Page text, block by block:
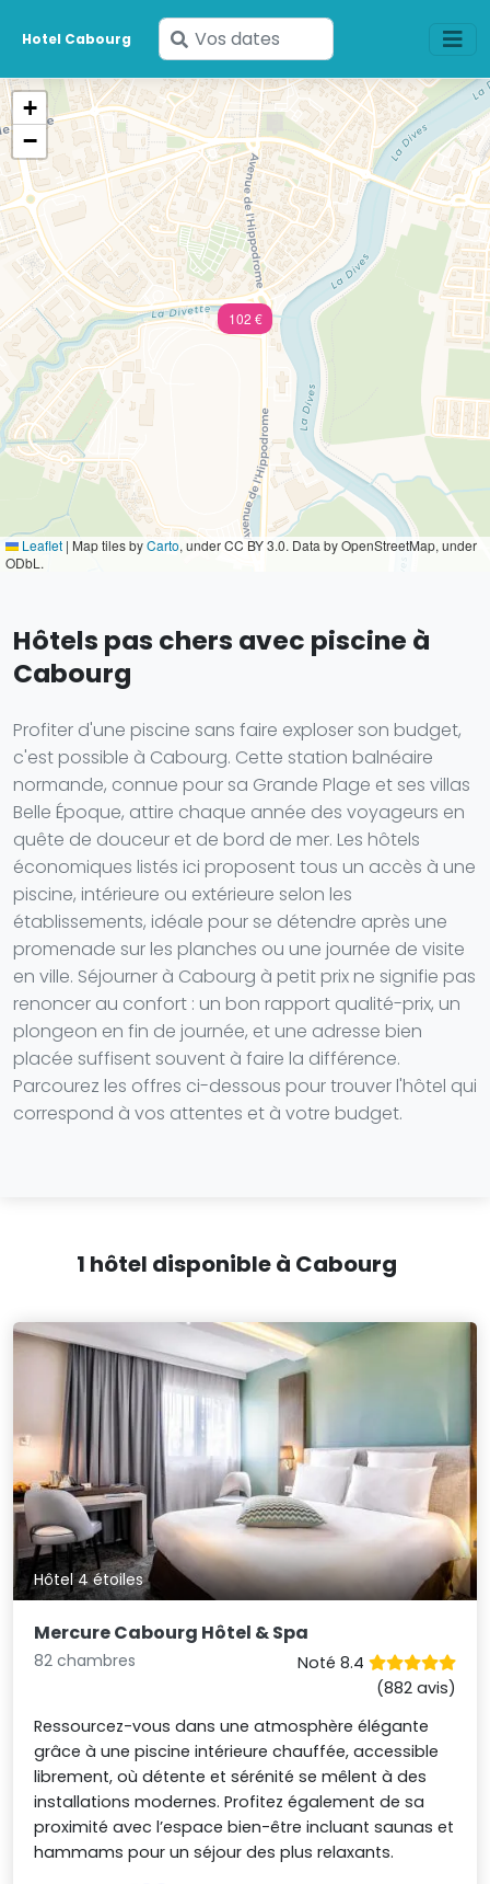
Hotel Cabourg
Saisissez
vos
dates
102 €
+
−
Leaflet | Map tiles byCarto, under CC BY 3.0. Data by OpenStreetMap, under
ODbL.
Hôtels pas chers avec piscine à
Cabourg
Profiter d'une piscine sans faire exploser son budget,
c'est possible à Cabourg. Cette station balnéaire
normande, connue pour sa Grande Plage et ses villas
Belle Époque, attire chaque année des voyageurs en
quête de douceur et de bord de mer. Les hôtels
économiques listés ici proposent tous un accès à une
piscine, intérieure ou extérieure selon les
établissements, idéale pour se détendre après une
promenade sur les planches ou une journée de visite
en ville. Séjourner à Cabourg à petit prix ne signifie pas
renoncer au confort : un bon rapport qualité-prix, un
plongeon en fin de journée, et une adresse bien
placée suffisent souvent à faire la différence.
Parcourez les offres ci-dessous pour trouver l'hôtel qui
correspond à vos attentes et à votre budget.
1 hôtel disponible à Cabourg
Hôtel 4 étoiles
Mercure Cabourg Hôtel & Spa
82 chambres
Noté 8.4
(882 avis)
Ressourcez-vous dans une atmosphère élégante
grâce à une piscine intérieure chauffée, accessible
librement, où détente et sérénité se mêlent à des
installations modernes. Profitez également de sa
proximité avec l’espace bien-être incluant saunas et
hammams pour un séjour des plus relaxants.